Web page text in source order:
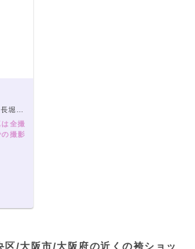
り徒歩15分
全撮
撮影
区/大阪市/大阪府の近くの袴ショッ